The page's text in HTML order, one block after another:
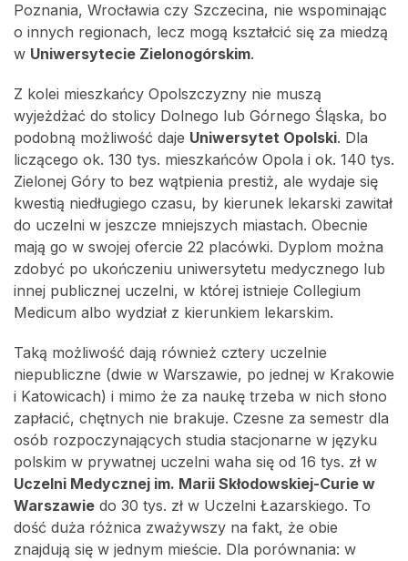
Poznania, Wrocławia czy Szczecina, nie wspominając
o innych regionach, lecz mogą kształcić się za miedzą
w Uniwersytecie Zielonogórskim.
Z kolei mieszkańcy Opolszczyzny nie muszą
wyjeżdżać do stolicy Dolnego lub Górnego Śląska, bo
podobną możliwość daje Uniwersytet Opolski. Dla
liczącego ok. 130 tys. mieszkańców Opola i ok. 140 tys.
Zielonej Góry to bez wątpienia prestiż, ale wydaje się
kwestią niedługiego czasu, by kierunek lekarski zawitał
do uczelni w jeszcze mniejszych miastach. Obecnie
mają go w swojej ofercie 22 placówki. Dyplom można
zdobyć po ukończeniu uniwersytetu medycznego lub
innej publicznej uczelni, w której istnieje Collegium
Medicum albo wydział z kierunkiem lekarskim.
Taką możliwość dają również cztery uczelnie
niepubliczne (dwie w Warszawie, po jednej w Krakowie
i Katowicach) i mimo że za naukę trzeba w nich słono
zapłacić, chętnych nie brakuje. Czesne za semestr dla
osób rozpoczynających studia stacjonarne w języku
polskim w prywatnej uczelni waha się od 16 tys. zł w
Uczelni Medycznej im. Marii Skłodowskiej-Curie w
Warszawie do 30 tys. zł w Uczelni Łazarskiego. To
dość duża różnica zważywszy na fakt, że obie
znajdują się w jednym mieście. Dla porównania: w